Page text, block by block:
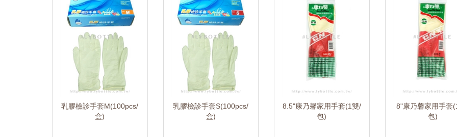
乳膠檢診手套M(100pcs/
盒)
乳膠檢診手套S(100pcs/
盒)
8.5"康乃馨家用手套(1雙/
包)
8"康乃馨家用手套
包)